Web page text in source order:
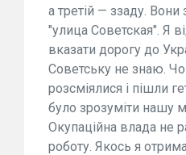
а третій — ззаду. Вони
"улица Советская". Я
вказати дорогу до
Советську не знаю.
розсміялися і пішли
було зрозуміти нашу
Окупаційна влада не
роботу. Якось я